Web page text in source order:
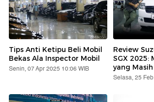
Tips Anti Ketipu Beli Mobil
Bekas Ala Inspector Mobil
Senin, 07 Apr 2025 10:06 WIB
Review
SGX 2025:
yang
Selasa, 25